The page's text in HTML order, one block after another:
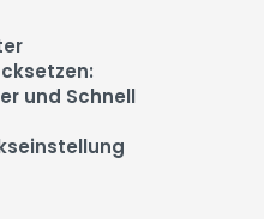
und Schnell